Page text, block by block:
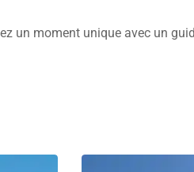
un moment unique avec un